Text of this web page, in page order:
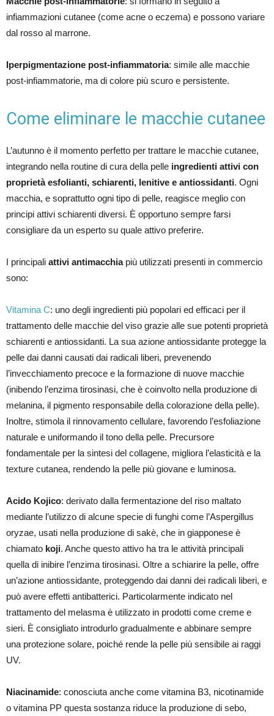
infiammazioni cutanee (come acne o eczema) e possono variare
dal rosso al marrone.
Iperpigmentazione post-infiammatoria: simile alle macchie
post-infiammatorie, ma di colore più scuro e persistente.
Come eliminare le macchie cutanee
L’autunno è il momento perfetto per trattare le macchie cutanee,
integrando nella routine di cura della pelle ingredienti attivi con
proprietà esfolianti, schiarenti, lenitive e antiossidanti. Ogni
macchia, e soprattutto ogni tipo di pelle, reagisce meglio con
principi attivi schiarenti diversi. È opportuno sempre farsi
consigliare da un esperto su quale attivo preferire.
I principali attivi antimacchiapiù utilizzati presenti in commercio
sono:
Vitamina C: uno degli ingredienti più popolari ed efficaci per il
trattamento delle macchie del viso grazie alle sue potenti proprietà
schiarenti e antiossidanti. La sua azione antiossidante protegge la
pelle dai danni causati dai radicali liberi, prevenendo
l’invecchiamento precoce e la formazione di nuove macchie
(inibendo l’enzima tirosinasi, che è coinvolto nella produzione di
melanina, il pigmento responsabile della colorazione della pelle).
Inoltre, stimola il rinnovamento cellulare, favorendo l’esfoliazione
naturale e uniformando il tono della pelle. Precursore
fondamentale per la sintesi del collagene, migliora l’elasticità e la
texture cutanea, rendendo la pelle più giovane e luminosa.
Acido Kojico: derivato dalla fermentazione del riso maltato
mediante l’utilizzo di alcune specie di funghi come l’Aspergillus
oryzae, usati nella produzione di sakè, che in giapponese è
chiamato koji. Anche questo attivo ha tra le attività principali
quella di inibire l’enzima tirosinasi. Oltre a schiarire la pelle, offre
un’azione antiossidante, proteggendo dai danni dei radicali liberi, e
può avere effetti antibatterici. Particolarmente indicato nel
trattamento del melasma è utilizzato in prodotti come creme e
sieri. È consigliato introdurlo gradualmente e abbinare sempre
una protezione solare, poiché rende la pelle più sensibile ai raggi
UV.
Niacinamide: conosciuta anche come vitamina B3, nicotinamide
o vitamina PP questa sostanza riduce la produzione di sebo,